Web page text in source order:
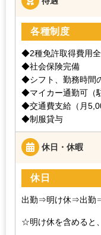
各種制度
◆2種免許取得費用
◆社会保険完備
◆シフト、勤務時間
◆マイカー通勤可（
◆交通費支給（月
◆制服貸与
休日・休暇
休日
出勤⇒明け休⇒出
☆明け休を含めると